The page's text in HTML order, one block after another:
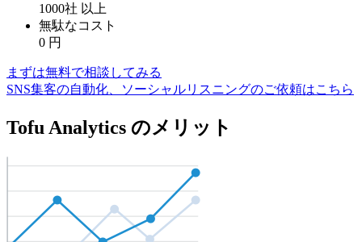
1000社 以上
無駄なコスト
0 円
まずは無料で相談してみる
SNS集客の自動化、ソーシャルリスニングのご依頼はこちら
Tofu Analytics のメリット